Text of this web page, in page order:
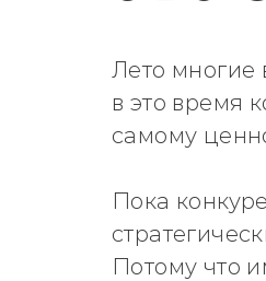
Лето многие
в это время
самому
Пока
Потому что